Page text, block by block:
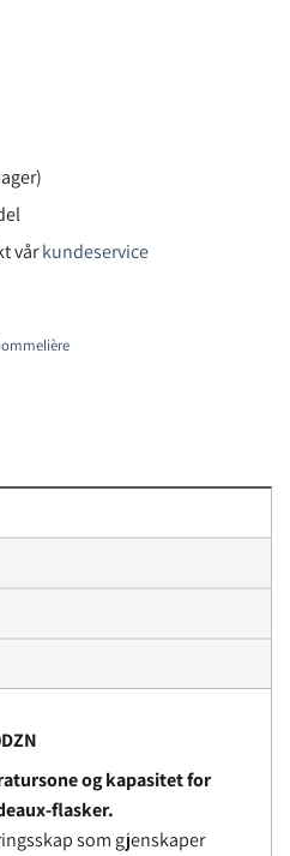
vårkundeservice
og kapasitet for
flasker.
som gjenskaper